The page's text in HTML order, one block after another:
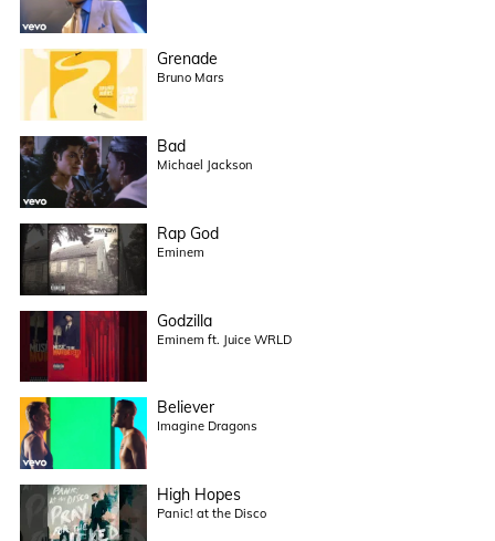
Grenade
Bruno Mars
Bad
Michael Jackson
Rap God
Eminem
Godzilla
Eminem ft. Juice WRLD
Believer
Imagine Dragons
High Hopes
Panic! at the Disco